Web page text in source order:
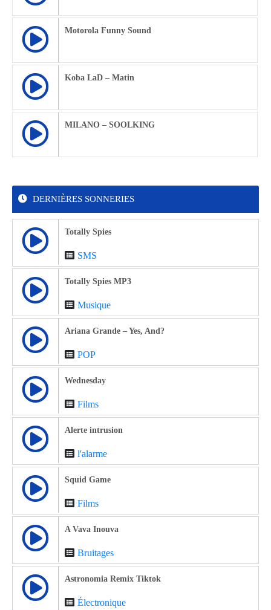
Motorola Funny Sound
Koba LaD – Matin
MILANO – SOOLKING
DERNIÈRES SONNERIES
Totally Spies
SMS
Totally Spies MP3
Musique
Ariana Grande – Yes, And?
POP
Wednesday
Films
Alerte intrusion
l'alarme
Squid Game
Films
A Vava Inouva
Bruitages
Astronomia Remix Tiktok
Électronique